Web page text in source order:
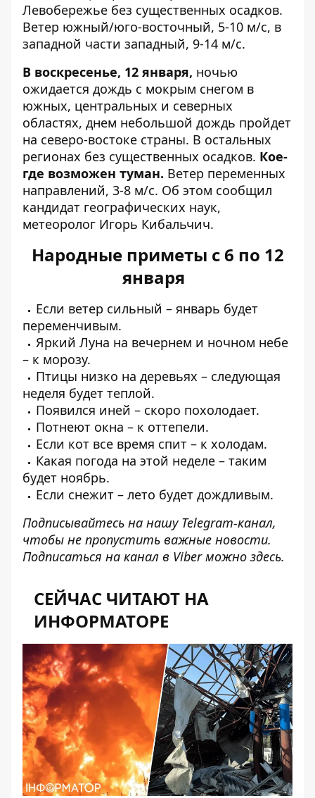
Левобережье без существенных осадков.
Ветер южный/юго-восточный, 5-10 м/с, в
западной части западный, 9-14 м/с.
В воскресенье, 12 января, ночью
ожидается дождь с мокрым снегом в
южных, центральных и северных
областях, днем ​​небольшой дождь пройдет
на северо-востоке страны. В остальных
регионах без существенных осадков. Кое-
где возможен туман. Ветер переменных
направлений, 3-8 м/с. Об этом сообщил
кандидат географических наук,
метеоролог Игорь Кибальчич.
Народные приметы с 6 по 12
января
Если ветер сильный – январь будет
переменчивым.
Яркий Луна на вечернем и ночном небе
– к морозу.
Птицы низко на деревьях – следующая
неделя будет теплой.
Появился иней – скоро похолодает.
Потнеют окна – к оттепели.
Если кот все время спит – к холодам.
Какая погода на этой неделе – таким
будет ноябрь.
Если снежит – лето будет дождливым.
Подписывайтесь на нашу Telegram-канал,
чтобы не пропустить важные новости.
Подписаться на канал в Viber можно здесь.
СЕЙЧАС ЧИТАЮТ НА
ИНФОРМАТОРЕ